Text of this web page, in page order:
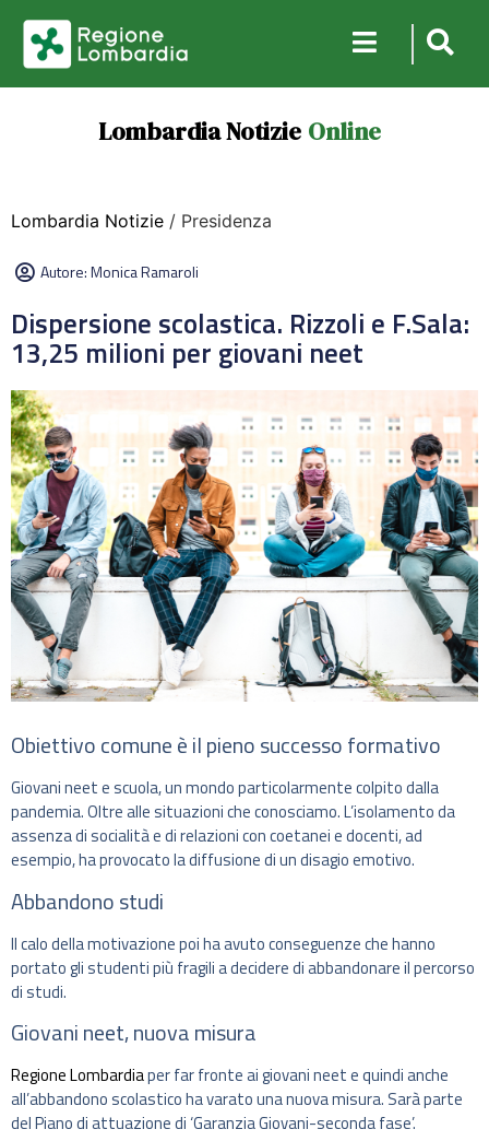
Lombardia Notizie Online
Lombardia Notizie / Presidenza
Autore:Monica Ramaroli
Dispersione scolastica. Rizzoli e F.Sala:
13,25 milioni per giovani neet
Obiettivo comune è il pieno successo formativo
Giovani neet e scuola, un mondo particolarmente colpito dalla
pandemia. Oltre alle situazioni che conosciamo. L’isolamento da
assenza di socialità e di relazioni con coetanei e docenti, ad
esempio, ha provocato la diffusione di un disagio emotivo.
Abbandono studi
Il calo della motivazione poi ha avuto conseguenze che hanno
portato gli studenti più fragili a decidere di abbandonare il percorso
di studi.
Giovani neet, nuova misura
Regione Lombardiaper far fronte ai giovani neet e quindi anche
all’abbandono scolastico ha varato una nuova misura. Sarà parte
del Piano di attuazione di ‘Garanzia Giovani-seconda fase’.